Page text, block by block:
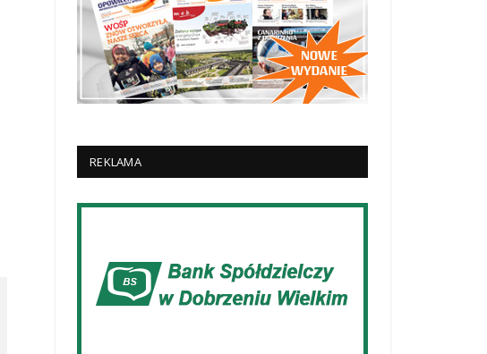
REKLAMA